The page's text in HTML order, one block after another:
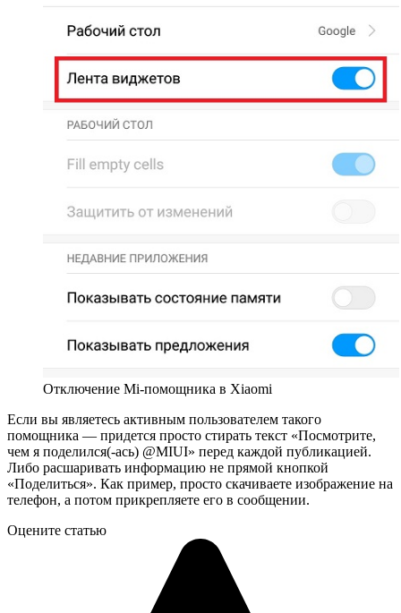
Отключение Mi-помощника в Xiaomi
Если вы являетесь активным пользователем такого
помощника — придется просто стирать текст «Посмотрите,
чем я поделился(-ась) @MIUI» перед каждой публикацией.
Либо расшаривать информацию не прямой кнопкой
«Поделиться». Как пример, просто скачиваете изображение на
телефон, а потом прикрепляете его в сообщении.
Оцените статью